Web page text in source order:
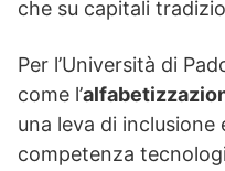
che su capitali
Per l’Università di
come l’
una leva di inclusione
competenza